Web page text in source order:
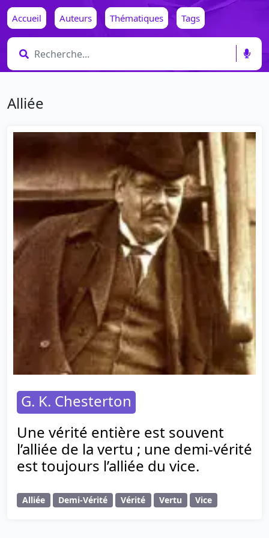
Accueil Auteurs Thématiques Tags
Alliée
G. K. Chesterton
Une vérité entière est souvent
l’alliée de la vertu ; une demi-vérité
est toujours l’alliée du vice.
Alliée Demi-Vérité Vérité Vertu Vice